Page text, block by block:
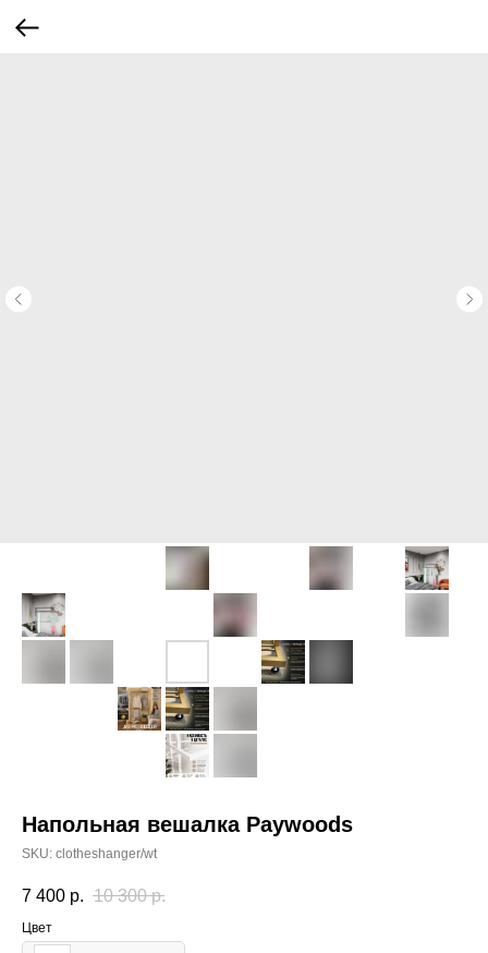
Напольная вешалка Paywoods
SKU: clotheshanger/wt
7 400 р. 10 300 р.
Цвет